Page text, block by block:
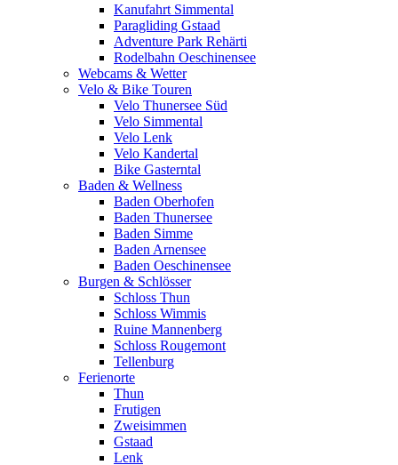
Kanufahrt Simmental
Paragliding Gstaad
Adventure Park Rehärti
Rodelbahn Oeschinensee
Webcams & Wetter
Velo & Bike Touren
Velo Thunersee Süd
Velo Simmental
Velo Lenk
Velo Kandertal
Bike Gasterntal
Baden & Wellness
Baden Oberhofen
Baden Thunersee
Baden Simme
Baden Arnensee
Baden Oeschinensee
Burgen & Schlösser
Schloss Thun
Schloss Wimmis
Ruine Mannenberg
Schloss Rougemont
Tellenburg
Ferienorte
Thun
Frutigen
Zweisimmen
Gstaad
Lenk